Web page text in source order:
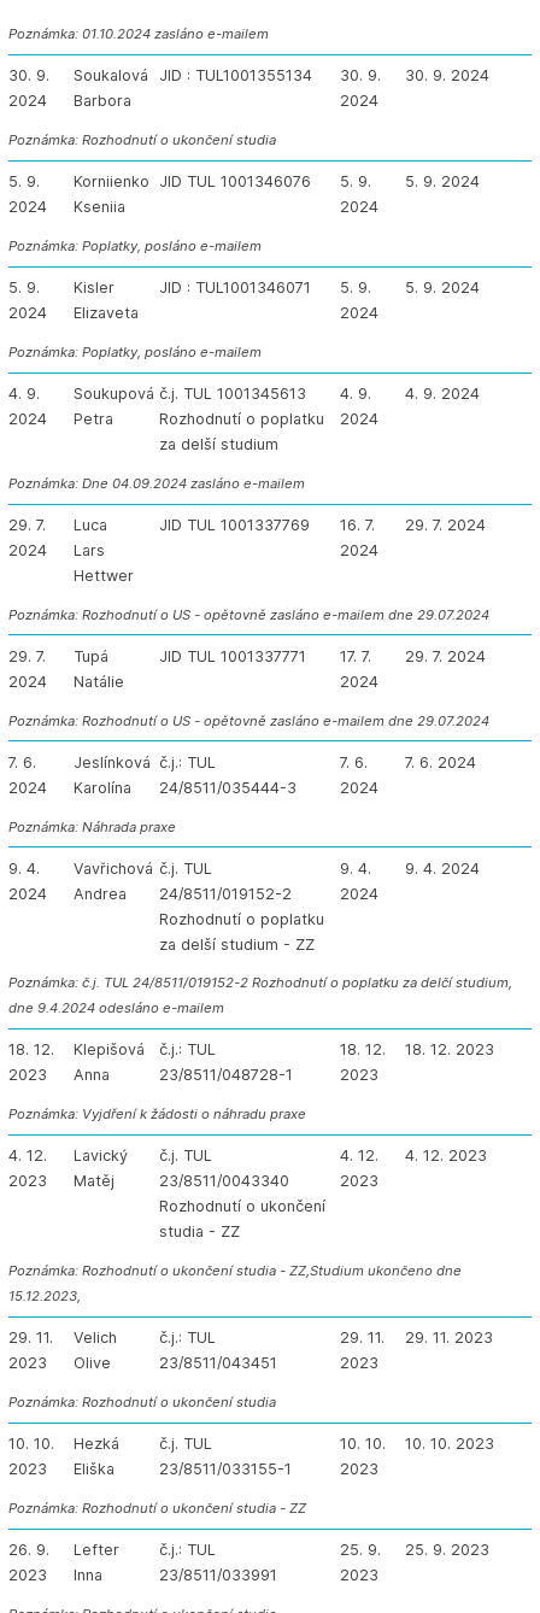
Poznámka: 01.10.2024 zasláno e-mailem
30. 9.
2024
Soukalová
Barbora
JID : TUL1001355134
30. 9.
2024
30. 9. 2024
Poznámka: Rozhodnutí o ukončení studia
5. 9.
2024
Korniienko
Kseniia
JID TUL 1001346076
5. 9.
2024
5. 9. 2024
Poznámka: Poplatky, posláno e-mailem
5. 9.
2024
Kisler
Elizaveta
JID : TUL1001346071
5. 9.
2024
5. 9. 2024
Poznámka: Poplatky, posláno e-mailem
4. 9.
2024
Soukupová
Petra
č.j. TUL 1001345613
Rozhodnutí o poplatku
za delší studium
4. 9.
2024
4. 9. 2024
Poznámka: Dne 04.09.2024 zasláno e-mailem
29. 7.
2024
Luca
Lars
Hettwer
JID TUL 1001337769
16. 7.
2024
29. 7. 2024
Poznámka: Rozhodnutí o US - opětovně zasláno e-mailem dne 29.07.2024
29. 7.
2024
Tupá
Natálie
JID TUL 1001337771
17. 7.
2024
29. 7. 2024
Poznámka: Rozhodnutí o US - opětovně zasláno e-mailem dne 29.07.2024
7. 6.
2024
Jeslínková
Karolína
č.j.: TUL
24/8511/035444-3
7. 6.
2024
7. 6. 2024
Poznámka: Náhrada praxe
9. 4.
2024
Vavřichová
Andrea
č.j. TUL
24/8511/019152-2
Rozhodnutí o poplatku
za delší studium - ZZ
9. 4.
2024
9. 4. 2024
Poznámka: č.j. TUL 24/8511/019152-2 Rozhodnutí o poplatku za delčí studium,
dne 9.4.2024 odesláno e-mailem
18. 12.
2023
Klepišová
Anna
č.j.: TUL
23/8511/048728-1
18. 12.
2023
18. 12. 2023
Poznámka: Vyjdření k žádosti o náhradu praxe
4. 12.
2023
Lavický
Matěj
č.j. TUL
23/8511/0043340
Rozhodnutí o ukončení
studia - ZZ
4. 12.
2023
4. 12. 2023
Poznámka: Rozhodnutí o ukončení studia - ZZ,Studium ukončeno dne
15.12.2023,
29. 11.
2023
Velich
Olive
č.j.: TUL
23/8511/043451
29. 11.
2023
29. 11. 2023
Poznámka: Rozhodnutí o ukončení studia
10. 10.
2023
Hezká
Eliška
č.j. TUL
23/8511/033155-1
10. 10.
2023
10. 10. 2023
Poznámka: Rozhodnutí o ukončení studia - ZZ
26. 9.
2023
Lefter
Inna
č.j.: TUL
23/8511/033991
25. 9.
2023
25. 9. 2023